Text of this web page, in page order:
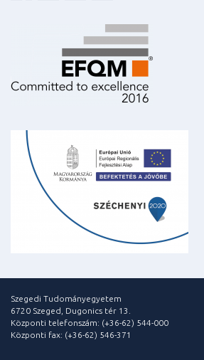
Szegedi Tudományegyetem
6720 Szeged, Dugonics tér 13.
Központi telefonszám: (+36-62) 544-000
Központi fax: (+36-62) 546-371